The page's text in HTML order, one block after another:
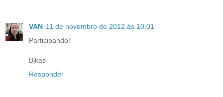
VAN 11 de novembro de 2012 às 10:01
Participando!
Bjkas
Responder